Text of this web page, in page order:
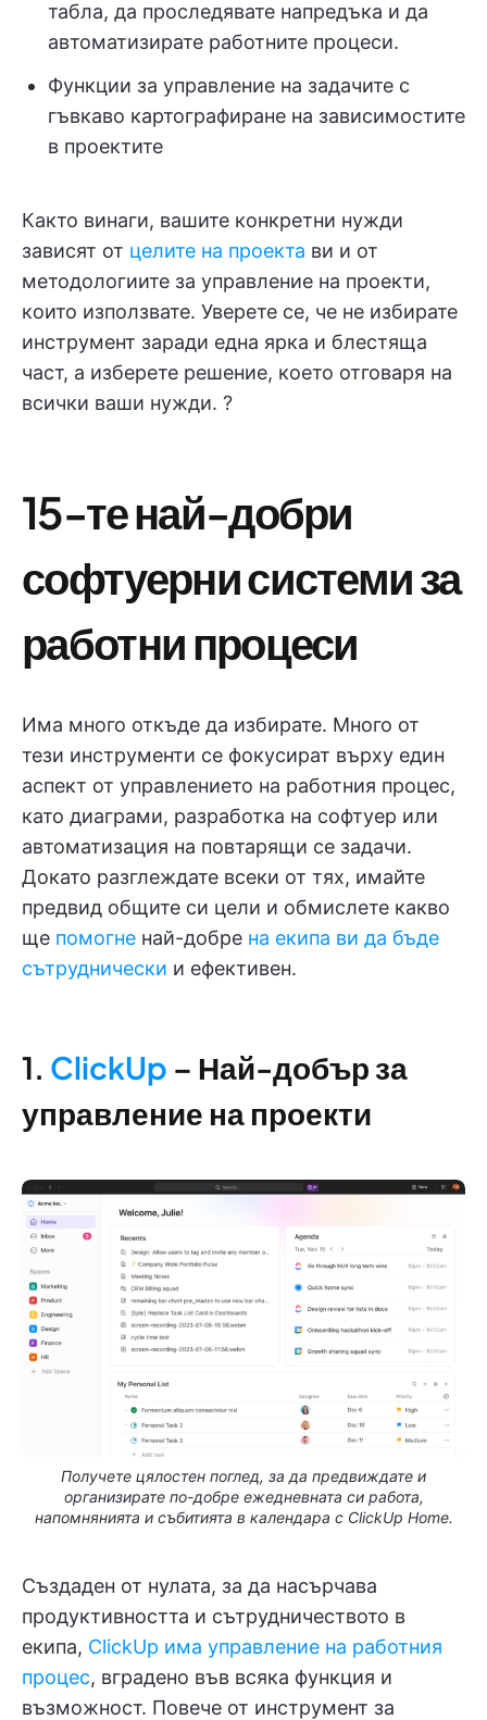
табла, да проследявате напредъка и да
автоматизирате работните процеси.
Функции за управление на задачите с
гъвкаво картографиране на зависимостите
в проектите
Както винаги, вашите конкретни нужди
зависят от целите на проекта ви и от
методологиите за управление на проекти,
които използвате. Уверете се, че не избирате
инструмент заради една ярка и блестяща
част, а изберете решение, което отговаря на
всички ваши нужди. ?
15-те най-добри
софтуерни системи за
работни процеси
Има много откъде да избирате. Много от
тези инструменти се фокусират върху един
аспект от управлението на работния процес,
като диаграми, разработка на софтуер или
автоматизация на повтарящи се задачи.
Докато разглеждате всеки от тях, имайте
предвид общите си цели и обмислете какво
ще помогне най-добре на екипа ви да бъде
сътруднически и ефективен.
1. ClickUp – Най-добър за
управление на проекти
Получете цялостен поглед, за да предвиждате и
организирате по-добре ежедневната си работа,
напомнянията и събитията в календара с ClickUp Home.
Създаден от нулата, за да насърчава
продуктивността и сътрудничеството в
екипа, ClickUp има управление на работния
процес, вградено във всяка функция и
възможност. Повече от инструмент за